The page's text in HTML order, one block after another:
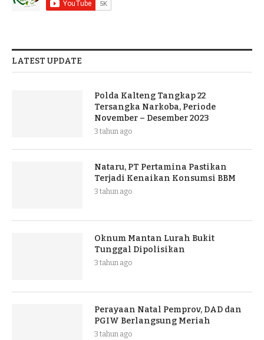
LATEST UPDATE
Polda Kalteng Tangkap 22
Tersangka Narkoba, Periode
November – Desember 2023
3 tahun ago
Nataru, PT Pertamina Pastikan
Terjadi Kenaikan Konsumsi BBM
3 tahun ago
Oknum Mantan Lurah Bukit
Tunggal Dipolisikan
3 tahun ago
Perayaan Natal Pemprov, DAD dan
PGIW Berlangsung Meriah
3 tahun ago